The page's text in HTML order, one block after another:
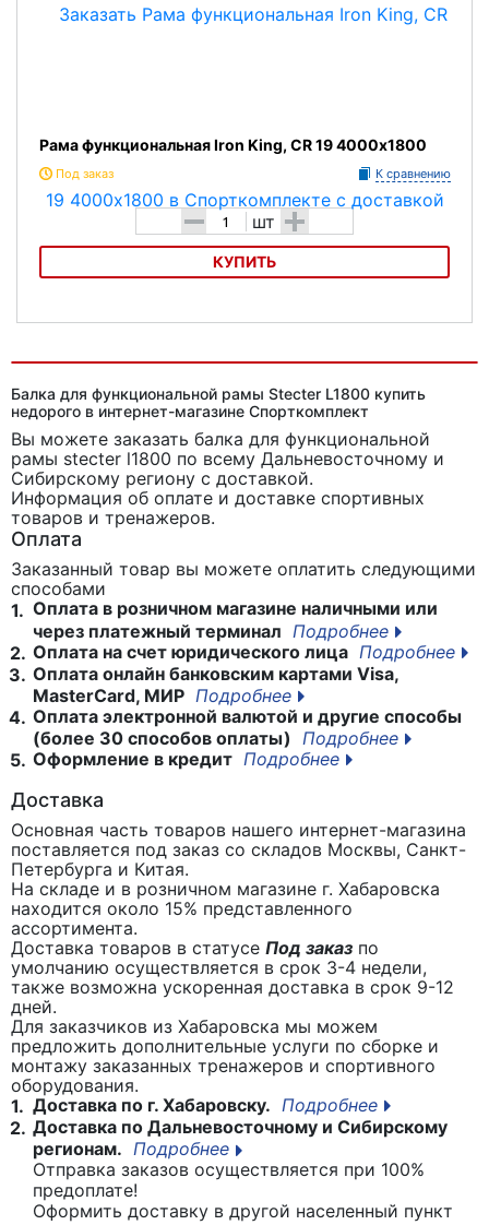
Рама функциональная Iron King, CR 19 4000х1800
Под заказ К сравнению
- шт +
КУПИТЬ
Балка для функциональной рамы Stecter L1800 купить
недорого в интернет-магазине Спорткомплект
Вы можете заказать балка для функциональной
рамы stecter l1800 по всему Дальневосточному и
Сибирскому региону с доставкой.
Информация об оплате и доставке спортивных
товаров и тренажеров.
Оплата
Заказанный товар вы можете оплатить следующими
способами
1. Оплата в розничном магазине наличными или
через платежный терминал Подробнее
2. Оплата на счет юридического лица Подробнее
3. Оплата онлайн банковским картами Visa,
MasterCard, МИР Подробнее
4. Оплата электронной валютой и другие способы
(более 30 способов оплаты)
Подробнее
5. Оформление в кредит Подробнее
Доставка
Основная часть товаров нашего интернет-магазина
поставляется под заказ со складов Москвы, Санкт-
Петербурга и Китая.
На складе и в розничном магазине г. Хабаровска
находится около 15% представленного
ассортимента.
Доставка товаров в статусе Под заказ по
умолчанию осуществляется в срок 3-4 недели,
также возможна ускоренная доставка в срок 9-12
дней.
Для заказчиков из Хабаровска мы можем
предложить дополнительные услуги по сборке и
монтажу заказанных тренажеров и спортивного
оборудования.
1. Доставка по г. Хабаровску. Подробнее
2. Доставка по Дальневосточному и Сибирскому
регионам. Подробнее
Отправка заказов осуществляется при 100%
предоплате!
Оформить доставку в другой населенный пункт